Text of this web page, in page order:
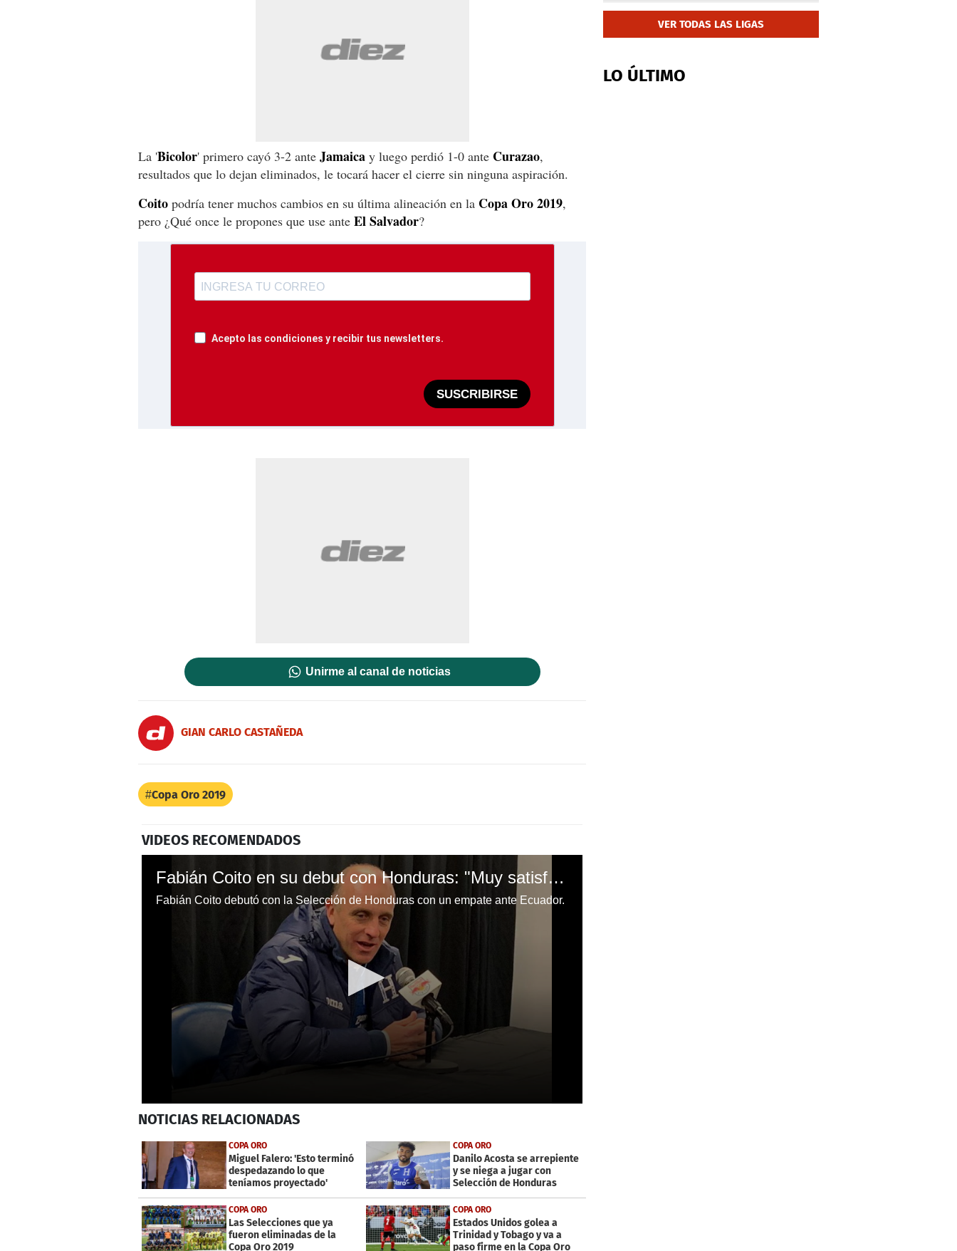
La 'Bicolor' primero cayó 3-2 ante Jamaica y luego perdió 1-0 ante Curazao,
resultados que lo dejan eliminados, le tocará hacer el cierre sin ninguna aspiración.
Coito podría tener muchos cambios en su última alineación en la Copa Oro 2019,
pero ¿Qué once le propones que use ante El Salvador?
Acepto las condiciones y recibir tus newsletters.
SUSCRIBIRSE
Unirme al canal de noticias
GIAN CARLO CASTAÑEDA
Copa Oro 2019
VIDEOS RECOMENDADOS
Fabián Coito en su debut con Honduras: "Muy satisfecho con el rendimiento de mi equipo"
Fabián Coito debutó con la Selección de Honduras con un empate ante Ecuador.
seconds
3
minutes,
42
seconds
Volume
0%
NOTICIAS RELACIONADAS
COPA ORO
Miguel Falero: 'Esto terminó
despedazando lo que
teníamos proyectado'
COPA ORO
Danilo Acosta se arrepiente
y se niega a jugar con
Selección de Honduras
COPA ORO
Las Selecciones que ya
fueron eliminadas de la
Copa Oro 2019
COPA ORO
Estados Unidos golea a
Trinidad y Tobago y va a
paso firme en la Copa Oro
VER TODAS LAS LIGAS
LO ÚLTIMO